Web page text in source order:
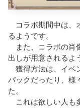
コラボ期間中は、
るようです。
また、コラボの肖
出しが用意されるよ
獲得方法は、イベ
パックだったり、様
た。
これは欲しい人も